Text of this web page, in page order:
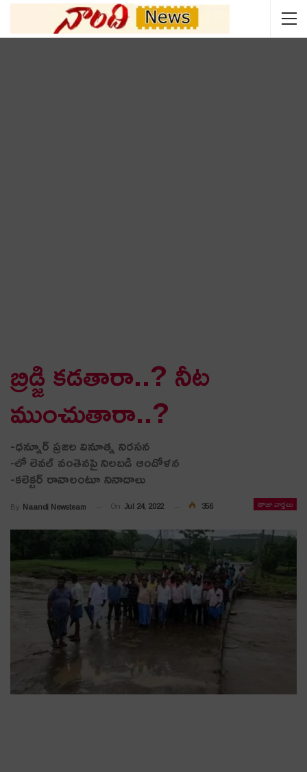
బ్రిడ్జి క‌డ‌తారా..? నీట
ముంచుతారా..?
-ధన్నూర్ ప్ర‌జ‌ల వినూత్న నిర‌స‌న‌
-లో లెవ‌ల్ వంతెన‌పై నిల‌బ‌డి ఆందోళ‌న
-క‌లెక్ట‌ర్ రావాలంటూ నినాదాలు
తాజా వార్తలు
By Naandi Newsteam On Jul 24, 2022 356